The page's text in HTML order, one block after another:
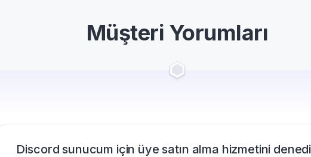
Müşteri Yorumları
instaAVM sayesinde Discord sunucumun üye sayısı